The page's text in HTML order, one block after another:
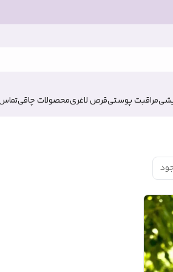
مراقبت پوستیقرص لاغریمحصولات چاقیتماس